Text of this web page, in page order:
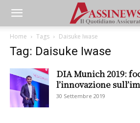
Home Tags Daisuke Iwase
Tag: Daisuke Iwase
DIA Munich 2019:
l’innovazione
30 Settembre 2019